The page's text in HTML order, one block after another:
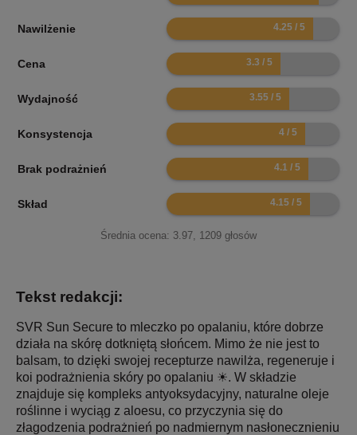
Nawilżenie 8.5
Cena 6.6
Wydajność 7.1
Konsystencja 8
Brak podrażnień 8.2
Skład 8.3
Średnia ocena: 3.97 1209 głosów
Tekst redakcji:
SVR Sun Secure to mleczko po opalaniu, które dobrze
działa na skórę dotkniętą słońcem. Mimo że nie jest to
balsam, to dzięki swojej recepturze nawilża, regeneruje i
koi podrażnienia skóry po opalaniu ☀. W składzie
znajduje się kompleks antyoksydacyjny, naturalne oleje
roślinne i wyciąg z aloesu, co przyczynia się do
złagodzenia podrażnień po nadmiernym nasłonecznieniu